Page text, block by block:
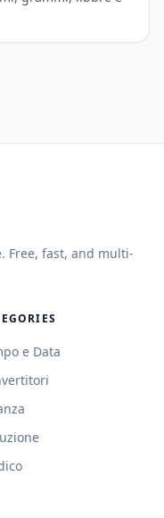
Free, fast, and multi-
e Data